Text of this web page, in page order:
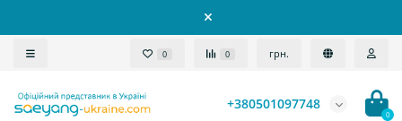
0 0 грн.
+380501097748
0